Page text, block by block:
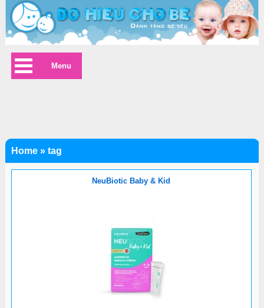
NeuBiotic Baby & Kid
Home» tag
Menu